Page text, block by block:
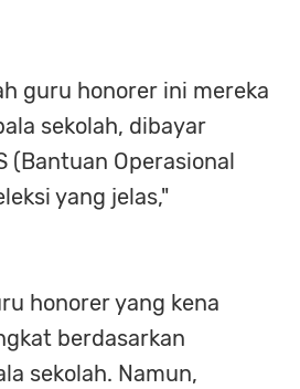
guru honorer ini mereka
sekolah, dibayar
(Bantuan Operasional
yang jelas,"
honorer yang kena
berdasarkan
sekolah. Namun,